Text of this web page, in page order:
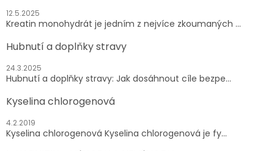
12.5.2025
Kreatin monohydrát je jedním z nejvíce zkoumaných ...
Hubnutí a doplňky stravy
24.3.2025
Hubnutí a doplňky stravy: Jak dosáhnout cíle bezpe...
Kyselina chlorogenová
4.2.2019
Kyselina chlorogenová Kyselina chlorogenová je fy...